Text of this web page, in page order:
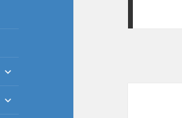
expande
menú
expande